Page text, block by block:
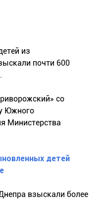
из
почти 600
со
Южного
Министерства
детей
взыскали более